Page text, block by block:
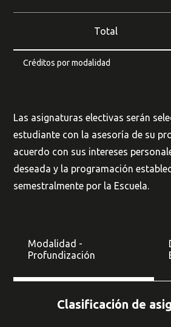
Créditos por modalidad
Total
Las asignaturas electivas serán
estudiante con la asesoría de su
acuerdo con sus intereses
deseada y la programación
semestralmente por la Escuela.
Modalidad -
Profundización
Clasificación de